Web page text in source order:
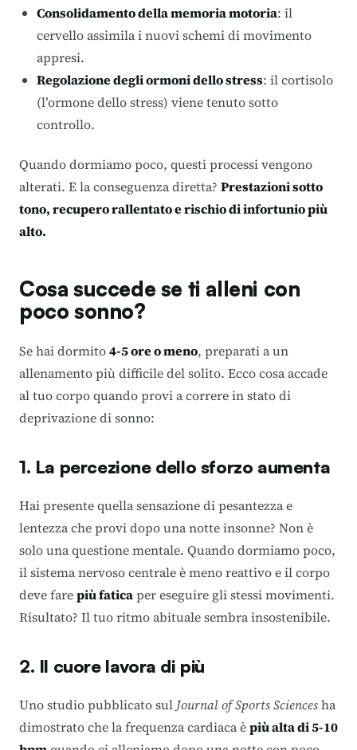
Consolidamento della memoria motoria: il
cervello assimila i nuovi schemi di movimento
appresi.
Regolazione degli ormoni dello stress: il cortisolo
(l’ormone dello stress) viene tenuto sotto
controllo.
Quando dormiamo poco, questi processi vengono
alterati. E la conseguenza diretta? Prestazioni sotto
tono, recupero rallentato e rischio di infortunio più
alto.
Cosa succede se ti alleni con
poco sonno?
Se hai dormito4-5 ore o meno, preparati a un
allenamento più difficile del solito. Ecco cosa accade
al tuo corpo quando provi a correre in stato di
deprivazione di sonno:
1. La percezione dello sforzo aumenta
Hai presente quella sensazione di pesantezza e
lentezza che provi dopo una notte insonne? Non è
solo una questione mentale. Quando dormiamo poco,
il sistema nervoso centrale è meno reattivo e il corpo
deve farepiù faticaper eseguire gli stessi movimenti.
Risultato? Il tuo ritmo abituale sembra insostenibile.
2. Il cuore lavora di più
Uno studio pubblicato sul Journal of Sports Sciencesha
dimostrato che la frequenza cardiaca èpiù alta di 5-10